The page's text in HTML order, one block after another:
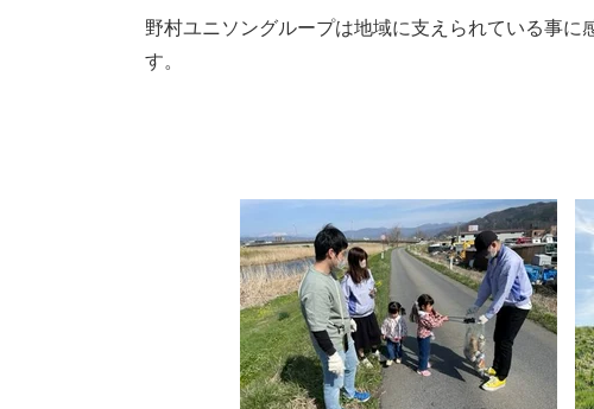
野村ユニソングループは地域に支えられている事に
す。